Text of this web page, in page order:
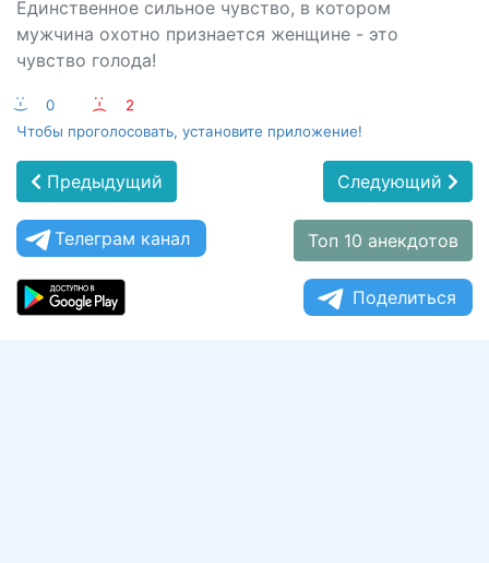
Единственное сильное чувство, в котором
мужчина охотно признается женщине - это
чувство голода!
:-) 0 :-(
2
Чтобы проголосовать, установите приложение!
Предыдущий Следующий
Телеграм канал Топ 10 анекдотов
Поделиться